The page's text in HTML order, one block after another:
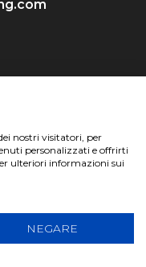
nostri visitatori, per
personalizzati e offrirti
ulteriori informazioni sui
NEGARE